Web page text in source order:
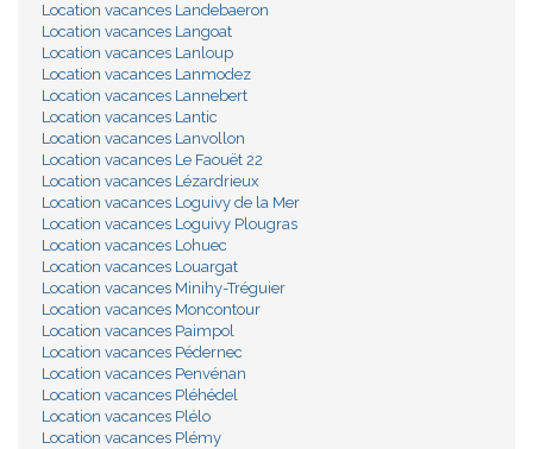
Location vacances Landebaeron
Location vacances Langoat
Location vacances Lanloup
Location vacances Lanmodez
Location vacances Lannebert
Location vacances Lantic
Location vacances Lanvollon
Location vacances Le Faouët 22
Location vacances Lézardrieux
Location vacances Loguivy de la Mer
Location vacances Loguivy Plougras
Location vacances Lohuec
Location vacances Louargat
Location vacances Minihy-Tréguier
Location vacances Moncontour
Location vacances Paimpol
Location vacances Pédernec
Location vacances Penvénan
Location vacances Pléhédel
Location vacances Plélo
Location vacances Plémy